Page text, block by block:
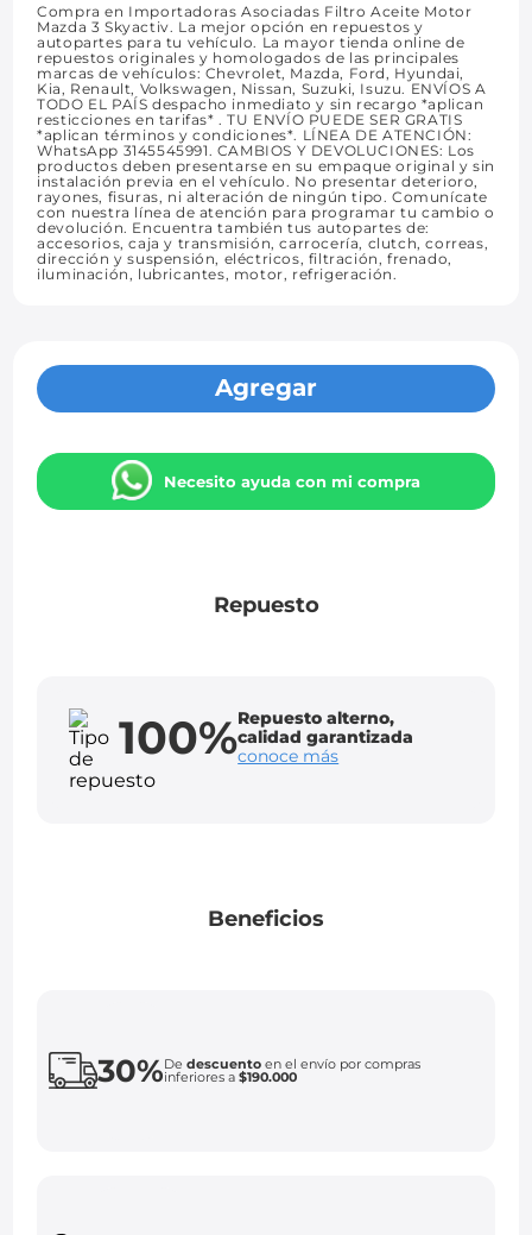
Compra en Importadoras Asociadas Filtro Aceite Motor
Mazda 3 Skyactiv. La mejor opción en repuestos y
autopartes para tu vehículo. La mayor tienda online de
repuestos originales y homologados de las principales
marcas de vehículos: Chevrolet, Mazda, Ford, Hyundai,
Kia, Renault, Volkswagen, Nissan, Suzuki, Isuzu. ENVÍOS A
TODO EL PAÍS despacho inmediato y sin recargo *aplican
resticciones en tarifas* . TU ENVÍO PUEDE SER GRATIS
*aplican términos y condiciones*. LÍNEA DE ATENCIÓN:
WhatsApp 3145545991. CAMBIOS Y DEVOLUCIONES: Los
productos deben presentarse en su empaque original y sin
instalación previa en el vehículo. No presentar deterioro,
rayones, fisuras, ni alteración de ningún tipo. Comunícate
con nuestra línea de atención para programar tu cambio o
devolución. Encuentra también tus autopartes de:
accesorios, caja y transmisión, carrocería, clutch, correas,
dirección y suspensión, eléctricos, filtración, frenado,
iluminación, lubricantes, motor, refrigeración.
Agregar
Necesito ayuda con mi compra
Repuesto
100%Repuesto alterno,
calidad garantizada
conoce más
Beneficios
30%Dedescuento en el envío por compras
inferiores a$190.000